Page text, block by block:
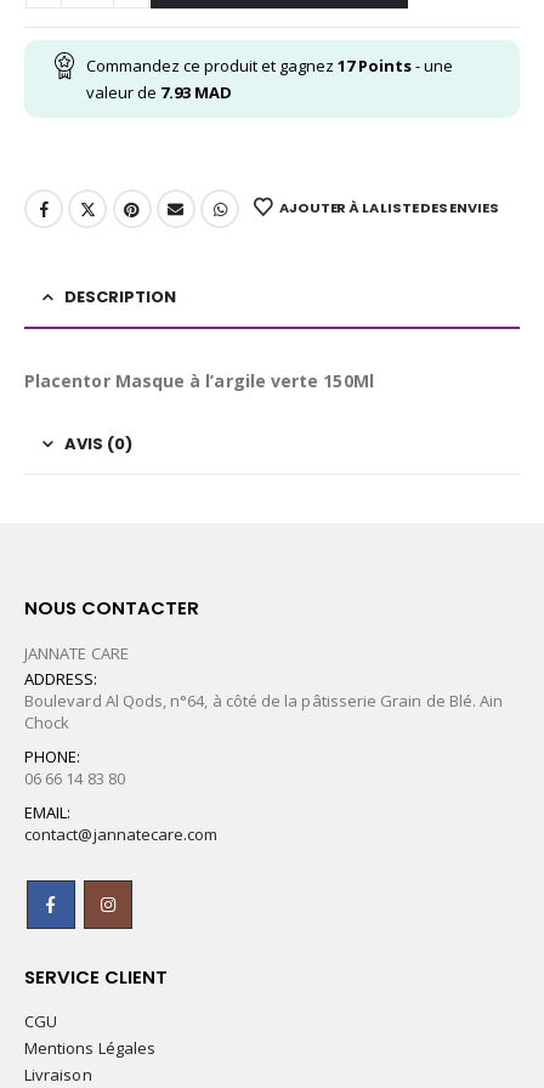
Commandez ce produit et gagnez 17Points- une
valeur de 7.93 MAD
AJOUTER À LA LISTE DES ENVIES
DESCRIPTION
Placentor Masque à l’argile verte 150Ml
AVIS (0)
NOUS CONTACTER
JANNATE CARE
ADDRESS:
Boulevard Al Qods, n°64, à côté de la pâtisserie Grain de Blé. Ain
Chock
PHONE:
06 66 14 83 80
EMAIL:
contact@jannatecare.com
SERVICE CLIENT
CGU
Mentions Légales
Livraison